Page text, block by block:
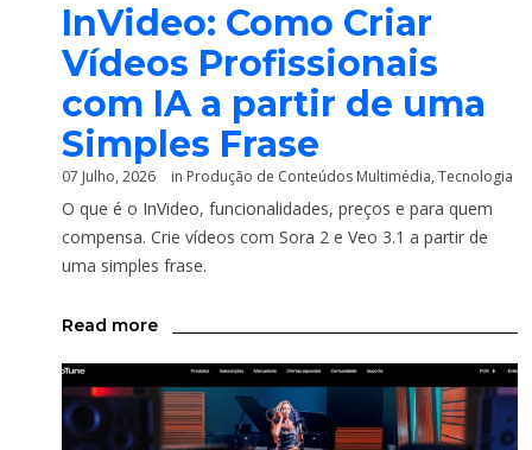
InVideo: Como Criar
Vídeos Profissionais
com IA a partir de uma
Simples Frase
07 Julho, 2026 in Produção de Conteúdos Multimédia, Tecnologia
O que é o InVideo, funcionalidades, preços e para quem
compensa. Crie vídeos com Sora 2 e Veo 3.1 a partir de
uma simples frase.
Read more